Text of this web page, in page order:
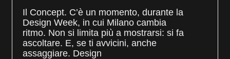
Il Concept. C’è un momento, durante la
Design Week, in cui Milano cambia
ritmo. Non si limita più a mostrarsi: si fa
ascoltare. E, se ti avvicini, anche
assaggiare. Design